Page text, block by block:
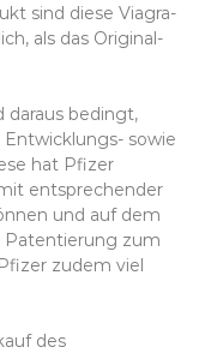
sind diese Viagra-
als das Original-
daraus bedingt,
Entwicklungs- sowie
hat Pfizer
entsprechender
und auf dem
Patentierung zum
zudem viel
des